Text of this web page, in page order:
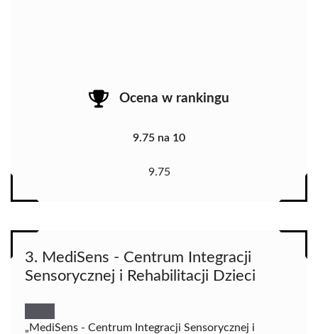
Ocena w rankingu
9.75 na 10
9.75
3. MediSens - Centrum Integracji
Sensorycznej i Rehabilitacji Dzieci
„MediSens - Centrum Integracji Sensorycznej i